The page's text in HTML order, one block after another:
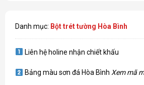
Danh mục: Bột trét tường Hòa Bình
Liên hệ holine nhận chiết khấu
Bảng màu sơn đá Hòa Bình Xem mã